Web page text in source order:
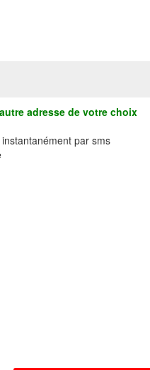
adresse de votre choix
par sms